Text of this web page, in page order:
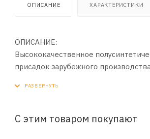
ОПИСАНИЕ ХАРАКТЕРИСТИКИ
ОПИСАНИЕ:
Высококачественное
присадок зарубежного
легковых автомобилей,
С этим товаром покупают